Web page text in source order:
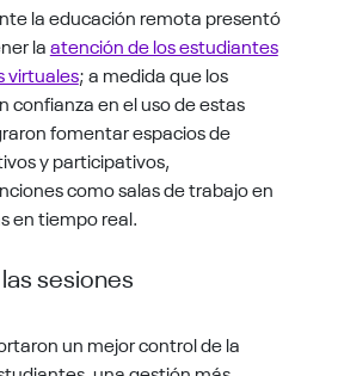
la educación remota presentó
laatención de los estudiantes
virtuales; a medida que los
confianza en el uso de estas
fomentar espacios de
y participativos,
como salas de trabajo en
en tiempo real.
sesiones
un mejor control de la